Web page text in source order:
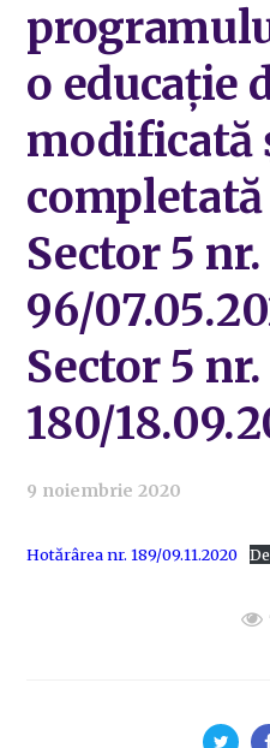
o educație
modificată
Sector 5 nr.
96/
Sector 5 nr.
180/
9 noiembrie 2020
Hotărârea nr. 189/09.11.2020